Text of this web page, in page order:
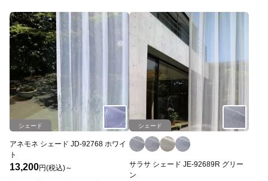
シェード
アネモネ シェード JD-92768 ホワイ
ト
13,200円(税込)～
シェード
サラサ シェード JE-92689R グリー
ン